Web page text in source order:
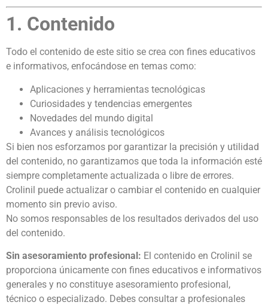
1. Contenido
Todo el contenido de este sitio se crea con fines educativos
e informativos, enfocándose en temas como:
Aplicaciones y herramientas tecnológicas
Curiosidades y tendencias emergentes
Novedades del mundo digital
Avances y análisis tecnológicos
Si bien nos esforzamos por garantizar la precisión y utilidad
del contenido, no garantizamos que toda la información esté
siempre completamente actualizada o libre de errores.
Crolinil puede actualizar o cambiar el contenido en cualquier
momento sin previo aviso.
No somos responsables de los resultados derivados del uso
del contenido.
Sin asesoramiento profesional: El contenido en Crolinil se
proporciona únicamente con fines educativos e informativos
generales y no constituye asesoramiento profesional,
técnico o especializado. Debes consultar a profesionales